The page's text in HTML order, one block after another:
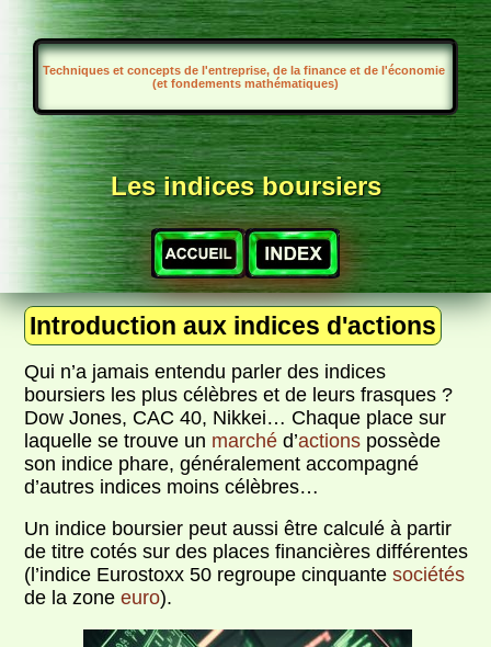
Techniques et concepts de l'entreprise, de la finance et de l'économie
(et fondements mathématiques)
Les indices boursiers
Introduction aux indices d'actions
Qui n’a jamais entendu parler des indices
boursiers les plus célèbres et de leurs frasques ?
Dow Jones, CAC 40, Nikkei… Chaque place sur
laquelle se trouve un marché d’actions possède
son indice phare, généralement accompagné
d’autres indices moins célèbres…
Un indice boursier peut aussi être calculé à partir
de titre cotés sur des places financières différentes
(l’indice Eurostoxx 50 regroupe cinquantesociétés
de la zoneeuro).